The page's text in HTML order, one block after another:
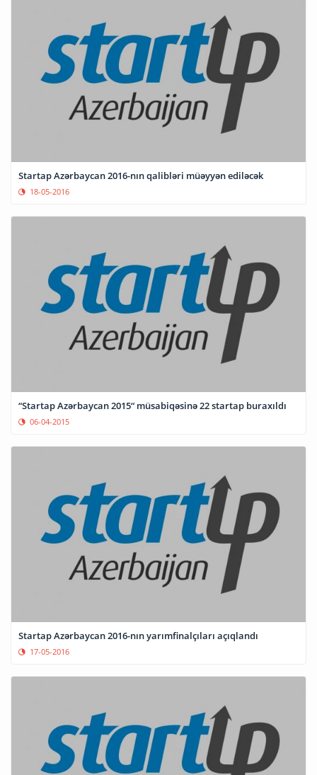
Startap Azərbaycan 2016-nın qalibləri müəyyən ediləcək
18-05-2016
“Startap Azərbaycan 2015“ müsabiqəsinə 22 startap buraxıldı
06-04-2015
Startap Azərbaycan 2016-nın yarımfinalçıları açıqlandı
17-05-2016